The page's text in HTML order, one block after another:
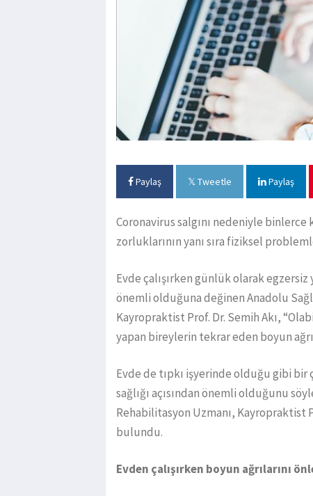
Paylaş Tweetle Paylaş
Coronavirus salgını nedeniyle binlerce
zorluklarının yanı sıra fiziksel
Evde çalışırken günlük olarak egzersiz
önemli olduğuna değinen Anadolu
Kayropraktist Prof. Dr. Semih Akı,
yapan bireylerin tekrar eden boyun
Evde de tıpkı işyerinde olduğu gibi bir
sağlığı açısından önemli olduğunu
Rehabilitasyon Uzmanı, Kayropraktist
bulundu.
Evden çalışırken boyun ağrılarını